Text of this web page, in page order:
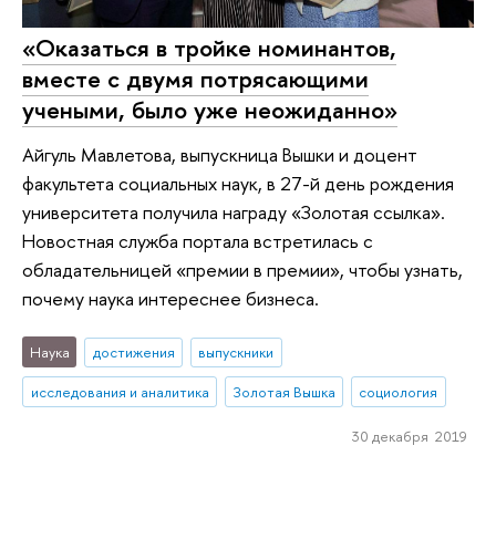
«Оказаться в тройке номинантов,
вместе с двумя потрясающими
учеными, было уже неожиданно»
Айгуль Мавлетова, выпускница Вышки и доцент
факультета социальных наук, в 27-й день рождения
университета получила награду «Золотая ссылка».
Новостная служба портала встретилась с
обладательницей «премии в премии», чтобы узнать,
почему наука интереснее бизнеса.
Наука достижения
выпускники
исследования и аналитика
Золотая Вышка социология
30 декабря 2019